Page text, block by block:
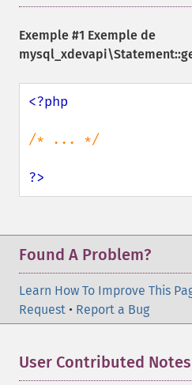
Exemple #1 Exemple de
<?php
/* ... */
?>
Found A Problem?
Learn How To Improve This
Request • Report a Bug
User Contributed Notes